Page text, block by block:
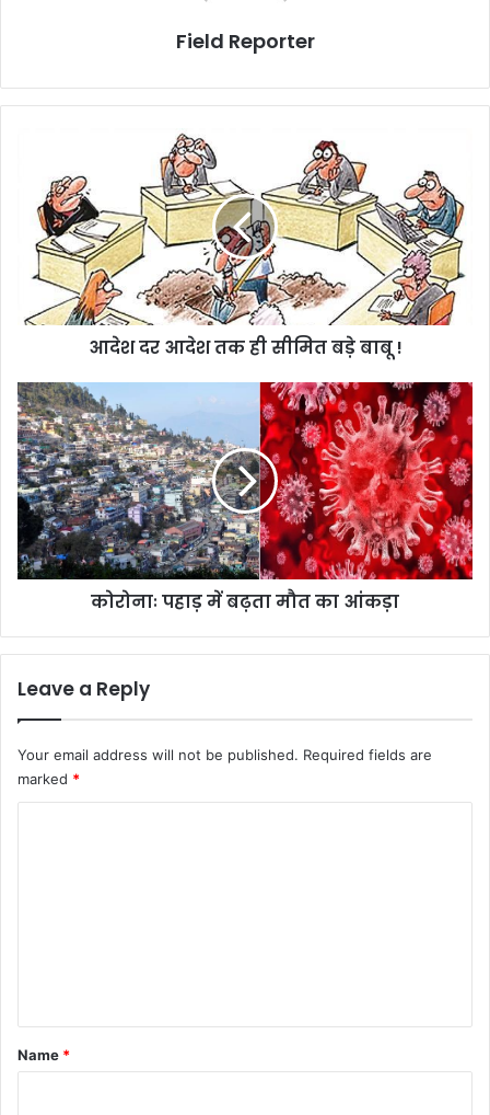
Field Reporter
सीमित
आदेश दर आदेश तक ही सीमित बड़े बाबू !
कोरोनाः
पहाड़
में
बढ़ता
मौत
का
आंकड़ा
कोरोनाः पहाड़ में बढ़ता मौत का आंकड़ा
Leave a Reply
Your email address will not be published. Required fields are
marked *
*
Name *